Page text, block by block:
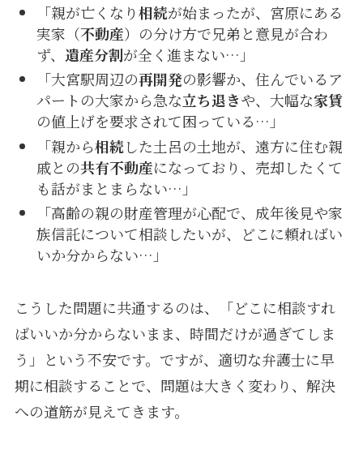
「親が亡くなり相続が始まったが、宮原にある
実家（不動産）の分け方で兄弟と意見が合わ
ず、 遺産分割が全く進まない…」
「大宮駅周辺の再開発の影響か、住んでいるア
パートの大家から急な立ち退きや、大幅な家賃
の値上げを要求されて困っている…」
「親から相続した土呂の土地が、遠方に住む親
戚との共有不動産になっており、売却したくて
も話がまとまらない…」
「高齢の親の財産管理が心配で、成年後見や家
族信託について相談したいが、どこに頼ればい
いか分からない…」
こうした問題に共通するのは、「どこに相談すれ
ばいいか分からないまま、時間だけが過ぎてしま
う」という不安です。ですが、適切な弁護士に早
期に相談することで、問題は大きく変わり、解決
への道筋が見えてきます。